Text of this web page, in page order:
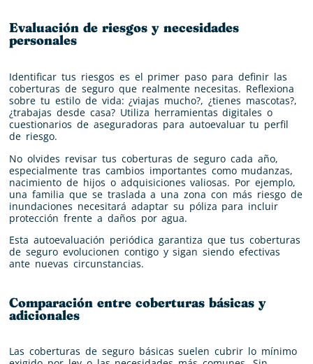
Evaluación de riesgos y necesidades
personales
Identificar tus riesgos es el primer paso para definir las
coberturas de seguro que realmente necesitas. Reflexiona
sobre tu estilo de vida: ¿viajas mucho?, ¿tienes mascotas?,
¿trabajas desde casa? Utiliza herramientas digitales o
cuestionarios de aseguradoras para autoevaluar tu perfil
de riesgo.
No olvides revisar tus coberturas de seguro cada año,
especialmente tras cambios importantes como mudanzas,
nacimiento de hijos o adquisiciones valiosas. Por ejemplo,
una familia que se traslada a una zona con más riesgo de
inundaciones necesitará adaptar su póliza para incluir
protección frente a daños por agua.
Esta autoevaluación periódica garantiza que tus coberturas
de seguro evolucionen contigo y sigan siendo efectivas
ante nuevas circunstancias.
Comparación entre coberturas básicas y
adicionales
Las coberturas de seguro básicas suelen cubrir lo mínimo